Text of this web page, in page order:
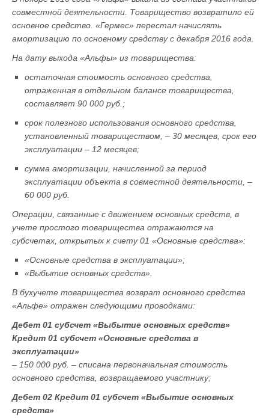
совместной деятельности. Товарищество возвратило ей
основное средство. «Гермес» перестал начислять
амортизацию по основному средству с декабря 2016 года.
На дату выхода «Альфы» из товарищества:
остаточная стоимость основного средства,
отраженная в отдельном балансе товарищества,
составляет 90 000 руб.;
срок полезного использования основного средства,
установленный товариществом, – 30 месяцев, срок его
эксплуатации – 12 месяцев;
сумма амортизации, начисленной за период
эксплуатации объекта в совместной деятельности, –
60 000 руб.
Операции, связанные с движением основных средств, в
учете простого товарищества отражаются на
субсчетах, открытых к счету 01 «Основные средства»:
«Основные средства в эксплуатации»;
«Выбытие основных средств».
В бухучете товарищества возврат основного средства
«Альфе» отражен следующими проводками:
Дебет 01 субсчет «Выбытие основных средств»
Кредит 01 субсчет «Основные средства в
эксплуатации»
– 150 000 руб. – списана первоначальная стоимость
основного средства, возвращаемого участнику;
Дебет 02 Кредит 01 субсчет «Выбытие основных
средств»